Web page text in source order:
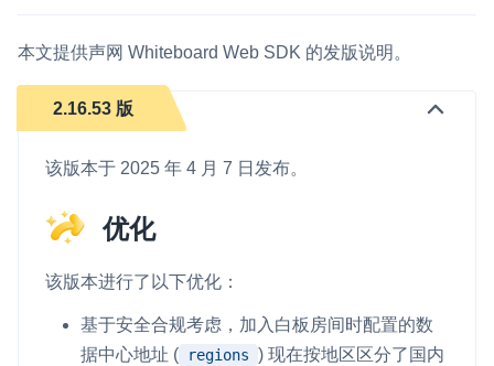
一整套低延时、高并发、可扩展、高可靠的实时消息及状态同步
NEW
务。
融合 CDN 直播
CDN 直播方案
媒体流加速
为智能硬件提供优质的媒体流传输，实现人与人、人与物、物与
本文提供声网 Whiteboard Web SDK 的发版说明。
2.16.53 版
该版本于 2025 年 4 月 7 日发布。
优化
该版本进行了以下优化：
基于安全合规考虑，加入白板房间时配置的数
据中心地址 (
regions ) 现在按地区区分了国内